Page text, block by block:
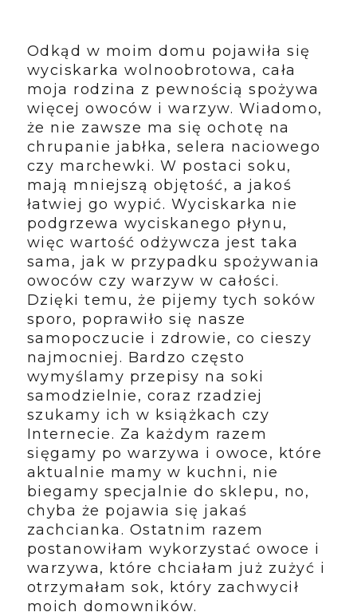
Odkąd w moim domu pojawiła się
wyciskarka wolnoobrotowa, cała
moja rodzina z pewnością spożywa
więcej owoców i warzyw. Wiadomo,
że nie zawsze ma się ochotę na
chrupanie jabłka, selera naciowego
czy marchewki. W postaci soku,
mają mniejszą objętość, a jakoś
łatwiej go wypić. Wyciskarka nie
podgrzewa wyciskanego płynu,
więc wartość odżywcza jest taka
sama, jak w przypadku spożywania
owoców czy warzyw w całości.
Dzięki temu, że pijemy tych soków
sporo, poprawiło się nasze
samopoczucie i zdrowie, co cieszy
najmocniej. Bardzo często
wymyślamy przepisy na soki
samodzielnie, coraz rzadziej
szukamy ich w książkach czy
Internecie. Za każdym razem
sięgamy po warzywa i owoce, które
aktualnie mamy w kuchni, nie
biegamy specjalnie do sklepu, no,
chyba że pojawia się jakaś
zachcianka. Ostatnim razem
postanowiłam wykorzystać owoce i
warzywa, które chciałam już zużyć i
otrzymałam sok, który zachwycił
moich domowników.